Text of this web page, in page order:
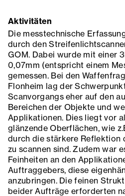
Aktivitäten
Die messtechnische
durch den
GOM. Dabei wurde mit einer
0,07mm (entspricht einem
gemessen. Bei den
Flonheim lag der
Scanvorgangs eher auf den
Bereichen der Objekte und
Applikationen. Dies liegt vor
glänzende Oberflächen, wie
durch die stärkere Reflektion
zu scannen sind. Zudem war
Feinheiten an den
Auftraggebers, diese
anzubringen. Die feinen
beider Aufträge erforderten